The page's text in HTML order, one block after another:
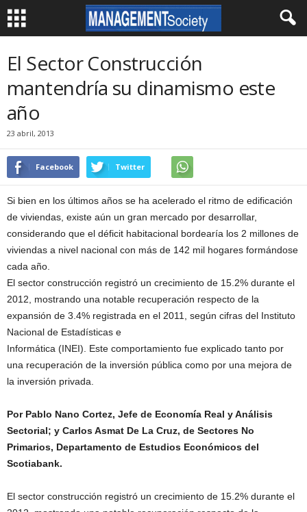
El Sector Construcción
mantendría su dinamismo este
año
23 abril, 2013
Facebook Twitter
Si bien en los últimos años se ha acelerado el ritmo de edificación
de viviendas, existe aún un gran mercado por desarrollar,
considerando que el déficit habitacional bordearía los 2 millones de
viviendas a nivel nacional con más de 142 mil hogares formándose
cada año.
El sector construcción registró un crecimiento de 15.2% durante el
2012, mostrando una notable recuperación respecto de la
expansión de 3.4% registrada en el 2011, según cifras del Instituto
Nacional de Estadísticas e
Informática (INEI). Este comportamiento fue explicado tanto por
una recuperación de la inversión pública como por una mejora de
la inversión privada.
Por Pablo Nano Cortez, Jefe de Economía Real y Análisis
Sectorial; y Carlos Asmat De La Cruz, de Sectores No
Primarios, Departamento de Estudios Económicos del
Scotiabank.
El sector construcción registró un crecimiento de 15.2% durante el